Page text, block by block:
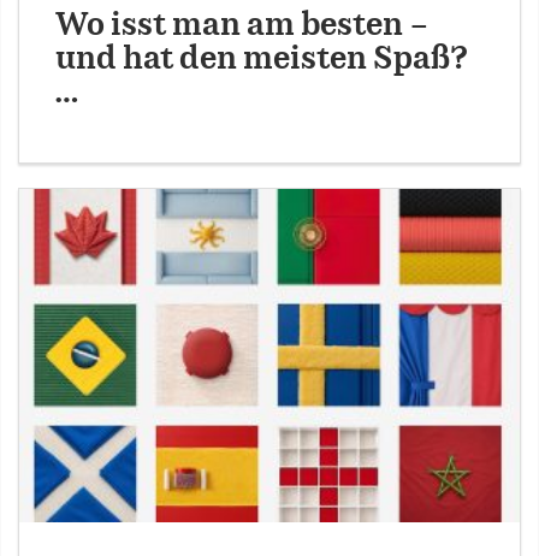
Wo isst man am besten –
und hat den meisten Spaß?
…